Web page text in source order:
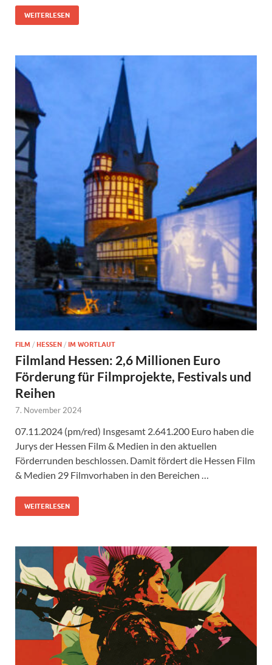
WEITERLESEN
FILM / HESSEN / IM WORTLAUT
Filmland Hessen: 2,6 Millionen Euro
Förderung für Filmprojekte, Festivals und
Reihen
7. November 2024
07.11.2024 (pm/red) Insgesamt 2.641.200 Euro haben die
Jurys der Hessen Film & Medien in den aktuellen
Förderrunden beschlossen. Damit fördert die Hessen Film
& Medien 29 Filmvorhaben in den Bereichen …
WEITERLESEN